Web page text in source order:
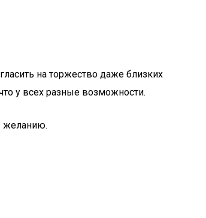
на торжество даже близких
у всех разные возможности.
желанию.